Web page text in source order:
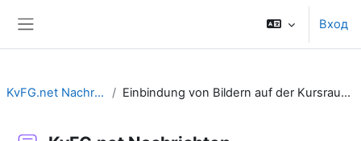
Вход
KvFG.net Nachrichten Einbindung von Bildern auf der Kursraumoberfläche